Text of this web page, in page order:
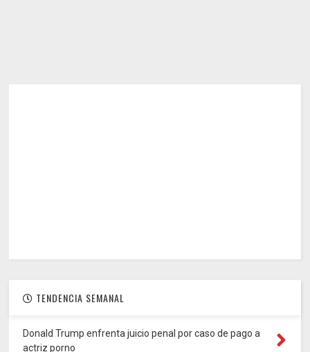
TENDENCIA SEMANAL
Donald Trump enfrenta juicio penal por caso de pago a
actriz porno